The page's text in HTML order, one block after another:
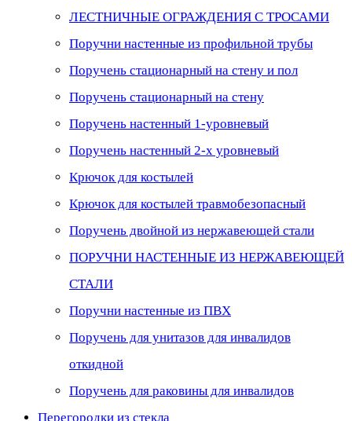
ЛЕСТНИЧНЫЕ ОГРАЖДЕНИЯ С ТРОСАМИ
Поручни настенные из профильной трубы
Поручень стационарный на стену и пол
Поручень стационарный на стену
Поручень настенный 1-уровневый
Поручень настенный 2-х уровневый
Крючок для костылей
Крючок для костылей травмобезопасный
Поручень двойной из нержавеющей стали
ПОРУЧНИ НАСТЕННЫЕ ИЗ НЕРЖАВЕЮЩЕЙ
СТАЛИ
Поручни настенные из ПВХ
Поручень для унитазов для инвалидов
откидной
Поручень для раковины для инвалидов
Перегородки из стекла